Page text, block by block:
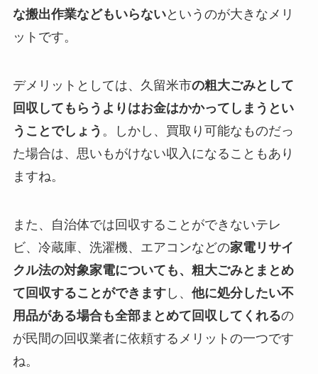
な搬出作業などもいらないというのが大きなメリ
ットです。
デメリットとしては、久留米市の粗大ごみとして
回収してもらうよりはお金はかかってしまうとい
うことでしょう 。しかし、買取り可能なものだっ
た場合は、思いもがけない収入になることもあり
ますね。
また、自治体では回収することができないテレ
ビ、冷蔵庫、洗濯機、エアコンなどの家電リサイ
クル法の対象家電についても、粗大ごみとまとめ
て回収することができますし、 他に処分したい不
用品がある場合も全部まとめて回収してくれるの
が民間の回収業者に依頼するメリットの一つです
ね。